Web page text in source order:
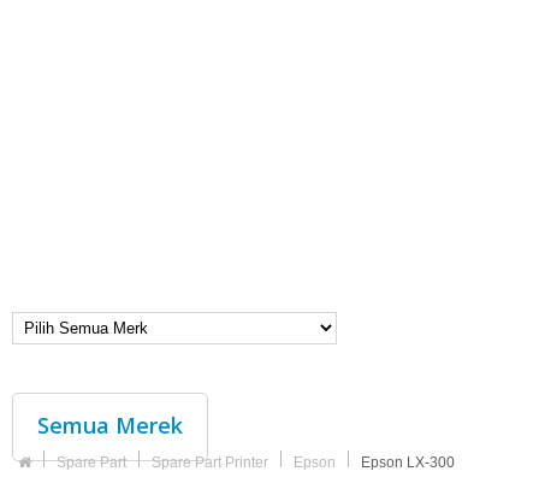
Semua Merek
Spare Part Spare Part Printer Epson Epson LX-300